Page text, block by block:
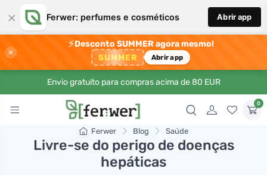
× Ferwer: perfumes e cosméticos Abrir app
×
⚡Desconto SUMMER agora mesmo!
SUMMER Abrir app
Envio gratuito para compras acima de 80 EUR
0
Ferwer Blog Saúde
Livre-se do perigo de doenças
hepáticas